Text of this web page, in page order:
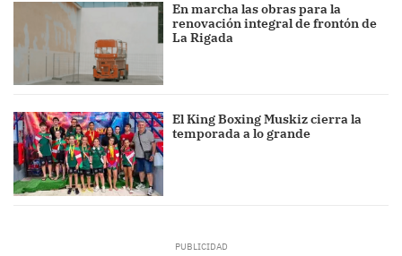
En marcha las obras para la
renovación integral de frontón de
La Rigada
El King Boxing Muskiz cierra la
temporada a lo grande